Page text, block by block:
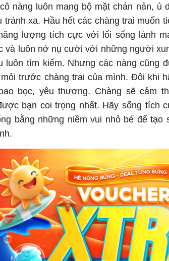
nàng luôn mang bộ mặt chán nản, ủ
tránh xa. Hầu hết các chàng trai muốn
lượng tích cực với lối sống lành
và luôn nở nụ cười với những người
luôn tìm kiếm. Nhưng các nàng cũng
trước chàng trai của mình. Đôi khi
bọc, yêu thương. Chàng sẽ cảm
bạn coi trọng nhất. Hãy sống tích
bằng những niềm vui nhỏ bé để tạo